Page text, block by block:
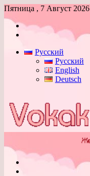
Пятница , 7 Август 2026
Войти
Русский
Русский
English
Deutsch